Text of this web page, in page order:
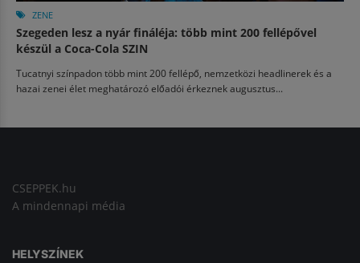
ZENE
Szegeden lesz a nyár fináléja: több mint 200 fellépővel
készül a Coca-Cola SZIN
Tucatnyi színpadon több mint 200 fellépő, nemzetközi headlinerek és a
hazai zenei élet meghatározó előadói érkeznek augusztus...
CSEPPEK.hu
A mindennapi média
HELYSZÍNEK